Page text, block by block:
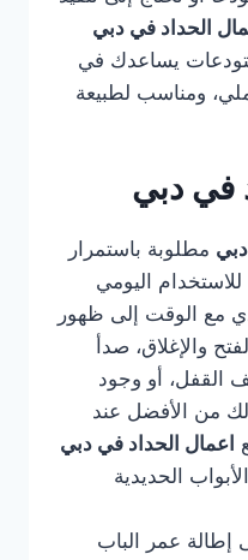
الحداد في دبي
يساعدك في
ومناسب لطبيعة
في دبي
مطلوبة باستمرار
اليومي
مع الوقت إلى ظهور
والإغلاق، صدأ
القفل، أو وجود
من الأفضل عند
اعمال الحداد في دبي
الحديدية
إطالة عمر الباب